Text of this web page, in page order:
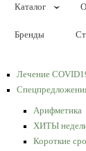
Каталог
Бренды
Лечение
Арифметика
ХИТЫ
Короткие